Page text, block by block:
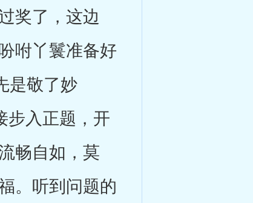
奖了，这边
咐丫鬟准备好
是敬了妙
步入正题，开
畅自如，莫
。听到问题的